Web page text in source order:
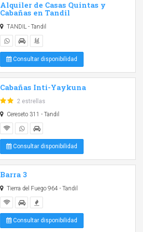
Alquiler de Casas Quintas y
Cabañas en Tandil
TANDIL - Tandil
Consultar disponibilidad
Cabañas Inti-Yaykuna
2 estrellas
Cereseto 311 - Tandil
Consultar disponibilidad
Barra 3
Tierra del Fuego 964 - Tandil
Consultar disponibilidad